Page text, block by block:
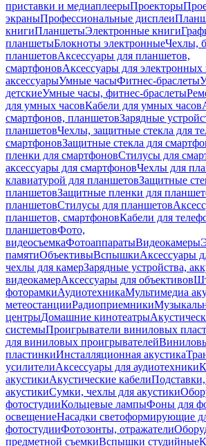
приставки и медиаплеерыПроекторы
экраныПрофессиональные дисплеи
книгиПланшетыЭлектронные книги
планшетыБлокноты электронныеЧехлы,
планшетовАксессуары для планшетов,
смартфоновАксессуары для электронных
аксессуарыУмные часыФитнес-браслеты
детскиеУмные часы, фитнес-браслеты
для умных часовКабели для умных часов
смартфонов, планшетовЗарядные
планшетовЧехлы, защитные стекла для
смартфоновЗащитные стекла для
пленки для смартфоновСтилусы для
аксессуары для смартфоновЧехлы для
клавиатурой для планшетовЗащитные
планшетовЗащитные пленки для
планшетовСтилусы для планшетов
планшетов, смартфоновКабели для
планшетовФото,
видеосъемкаФотоаппаратыВидеокамеры
памятиОбъективыВспышкиАксессуары
чехлы для камерЗарядные устройства,
видеокамерАксессуары для объективов
фоторамкиАудиотехникаМультимедиа
метеостанцииРадиоприемники
центрыДомашние кинотеатры
системыПроигрыватели виниловых
для виниловых проигрывателей
пластинкиИнсталляционная акустика
усилителиАксессуары для аудиотехники
акустикиАкустические кабели
акустикиСумки, чехлы для акустики
фотостудииКольцевые лампыФоны для
освещениеНасадки светоформирующие
фотостудииФотозонты, отражатели
предметной съемкиВспышки студийные